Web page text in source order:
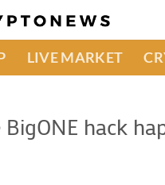
LIVE MARKET
hack